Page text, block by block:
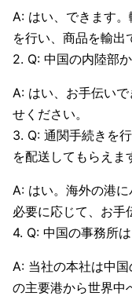
A: はい、できます
を行い、商品を輸出
2. Q: 中国の内陸部
A: はい、お手伝い
せください。
3. Q: 通関手続きを
を配送してもらえま
A: はい。海外の港に
必要に応じて、お手
4. Q: 中国の事務所
A: 当社の本社は中
の主要港から世界中